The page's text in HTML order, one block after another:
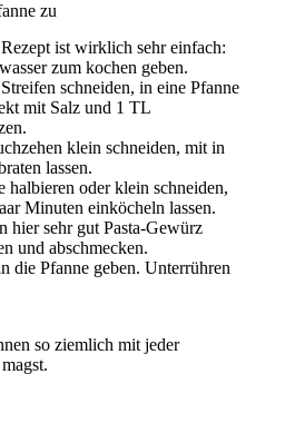
zu
ist wirklich sehr einfach:
zum kochen geben.
schneiden, in eine Pfanne
mit Salz und 1 TL
klein schneiden, mit in
lassen.
halbieren oder klein schneiden,
Minuten einköcheln lassen.
hier sehr gut Pasta-Gewürz
und abschmecken.
die Pfanne geben. Unterrühren
so ziemlich mit jeder